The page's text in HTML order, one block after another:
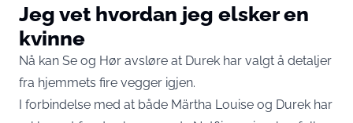
Jeg vet hvordan jeg elsker en
kvinne
Nå kan Se og Hør avsløre at Durek har valgt å detaljer
fra hjemmets fire vegger igjen.
I forbindelse med at både Märtha Louise og Durek har